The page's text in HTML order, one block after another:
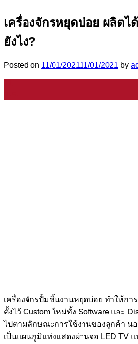
เครื่องจักรหยุดบ่อย ผลิตไ
ยังไง?
Posted on 11/01/202111/01/2021 by
เครื่องจักรปั้มชิ้นงานหยุดบ่อย ทำให้กา
ตั้งไว้ Custom ใหม่ทั้ง Software และ
ไปตามลักษณะการใช้งานของลูกค้า น
เป็นแผนภูมิแท่งแสดงผ่านจอ LED TV แ